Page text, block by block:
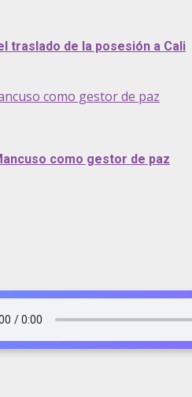
traslado de la posesión a Cali
como gestor de paz
como gestor de paz